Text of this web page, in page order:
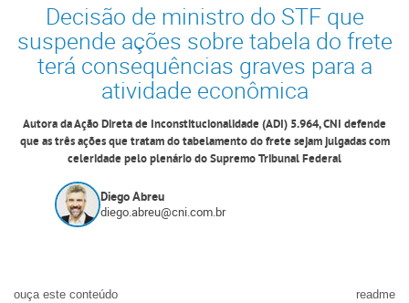
Decisão de ministro do STF que
suspende ações sobre tabela do frete
terá consequências graves para a
atividade econômica
Autora da Ação Direta de Inconstitucionalidade (ADI) 5.964, CNI defende
que as três ações que tratam do tabelamento do frete sejam julgadas com
celeridade pelo plenário do Supremo Tribunal Federal
Diego Abreu
diego.abreu@cni.com.br
ouça este conteúdo readme